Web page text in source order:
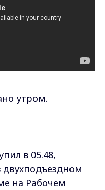
утром.
в 05.48,
двухподъездном
на Рабочем